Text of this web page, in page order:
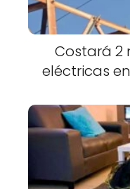
Costará 2
eléctricas